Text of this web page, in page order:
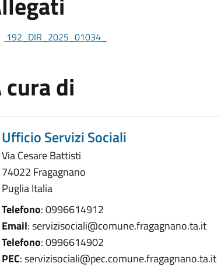
192_DIR_2025_01034_
cura di
Ufficio Servizi Sociali
Via Cesare Battisti
74022 Fragagnano
Puglia Italia
Telefono: 0996614912
Email: servizisociali@comune.fragagnano.ta.it
Telefono: 0996614902
PEC: servizisociali@pec.comune.fragagnano.ta.it